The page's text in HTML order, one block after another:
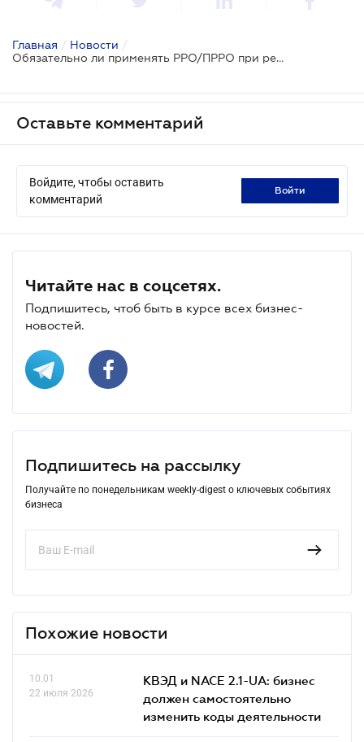
Главная / Новости /
Обязательно ли применять РРО/ПРРО при реализации продукции на ярмарках
Оставьте комментарий
Войдите, чтобы оставить
комментарий
войти
Читайте нас в соцсетях.
Подпишитесь, чтоб быть в курсе всех бизнес-
новостей.
Подпишитесь на рассылку
Получайте по понедельникам weekly-digest о ключевых событиях
бизнеса
Похожие новости
10.01
22 июля 2026
КВЭД и NACE 2.1-UA: бизнес
должен самостоятельно
изменить коды деятельности